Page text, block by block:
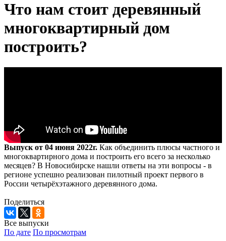
Что нам стоит деревянный
многоквартирный дом
построить?
Выпуск от 04 июня 2022г. Как объединить плюсы частного и
многоквартирного дома и построить его всего за несколько
месяцев? В Новосибирске нашли ответы на эти вопросы - в
регионе успешно реализован пилотный проект первого в
России четырёхэтажного деревянного дома.
Поделиться
Все выпуски
По дате По просмотрам